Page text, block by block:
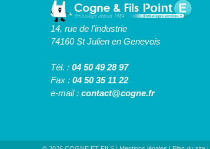
14, rue de l'industrie
74160 St Julien en Genevois
Tél. :04 50 49 28 97
Fax :04 50 35 11 22
e-mail :contact@cogne.fr